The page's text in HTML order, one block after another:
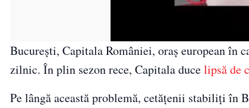
București, Capitala României, oraș european
zilnic. În plin sezon rece, Capitala ducelipsă de
Pe lângă această problemă, cetățenii stabiliți